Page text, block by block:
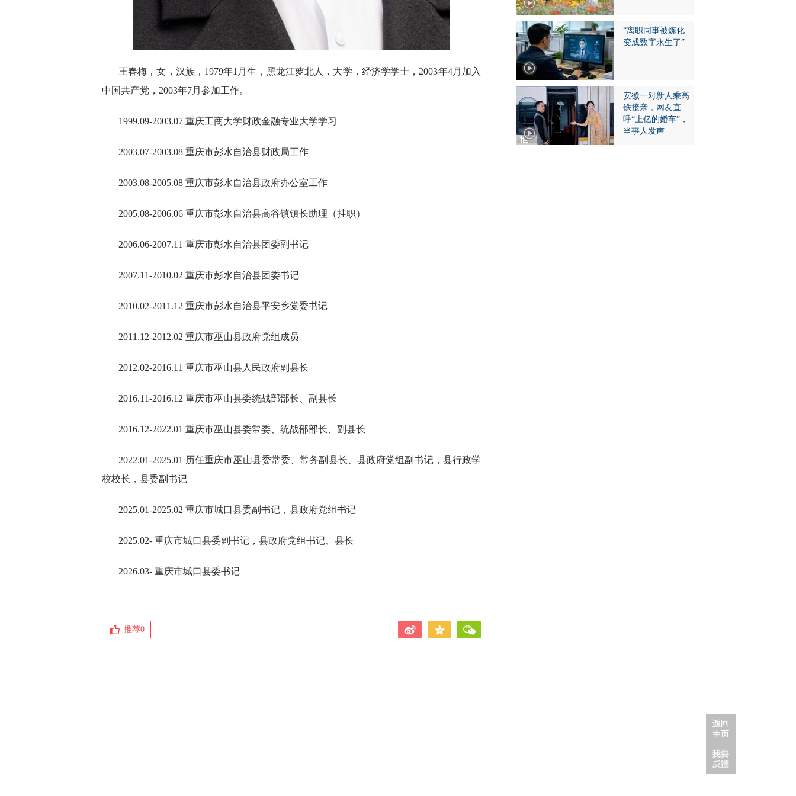
王春梅，女，汉族，1979年1月生，黑龙江萝北人，大学，经济学学士，2003年4月加入
中国共产党，2003年7月参加工作。
1999.09-2003.07 重庆工商大学财政金融专业大学学习
2003.07-2003.08 重庆市彭水自治县财政局工作
2003.08-2005.08 重庆市彭水自治县政府办公室工作
2005.08-2006.06 重庆市彭水自治县高谷镇镇长助理（挂职）
2006.06-2007.11 重庆市彭水自治县团委副书记
2007.11-2010.02 重庆市彭水自治县团委书记
2010.02-2011.12 重庆市彭水自治县平安乡党委书记
2011.12-2012.02 重庆市巫山县政府党组成员
2012.02-2016.11 重庆市巫山县人民政府副县长
2016.11-2016.12 重庆市巫山县委统战部部长、副县长
2016.12-2022.01 重庆市巫山县委常委、统战部部长、副县长
2022.01-2025.01 历任重庆市巫山县委常委、常务副县长、县政府党组副书记，县行政学
校校长，县委副书记
2025.01-2025.02 重庆市城口县委副书记，县政府党组书记
2025.02- 重庆市城口县委副书记，县政府党组书记、县长
2026.03- 重庆市城口县委书记
推荐0
“离职同事被炼化
变成数字永生了”
安徽一对新人乘高
铁接亲，网友直
呼“上亿的婚车”，
当事人发声